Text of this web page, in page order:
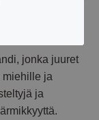
jonka juuret
miehille ja
ja